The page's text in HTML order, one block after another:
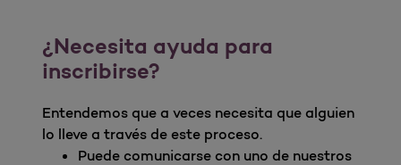
¿Necesita ayuda para
inscribirse?
Entendemos que a veces necesita que alguien
lo lleve a través de este proceso.
Puede comunicarse con uno de nuestros